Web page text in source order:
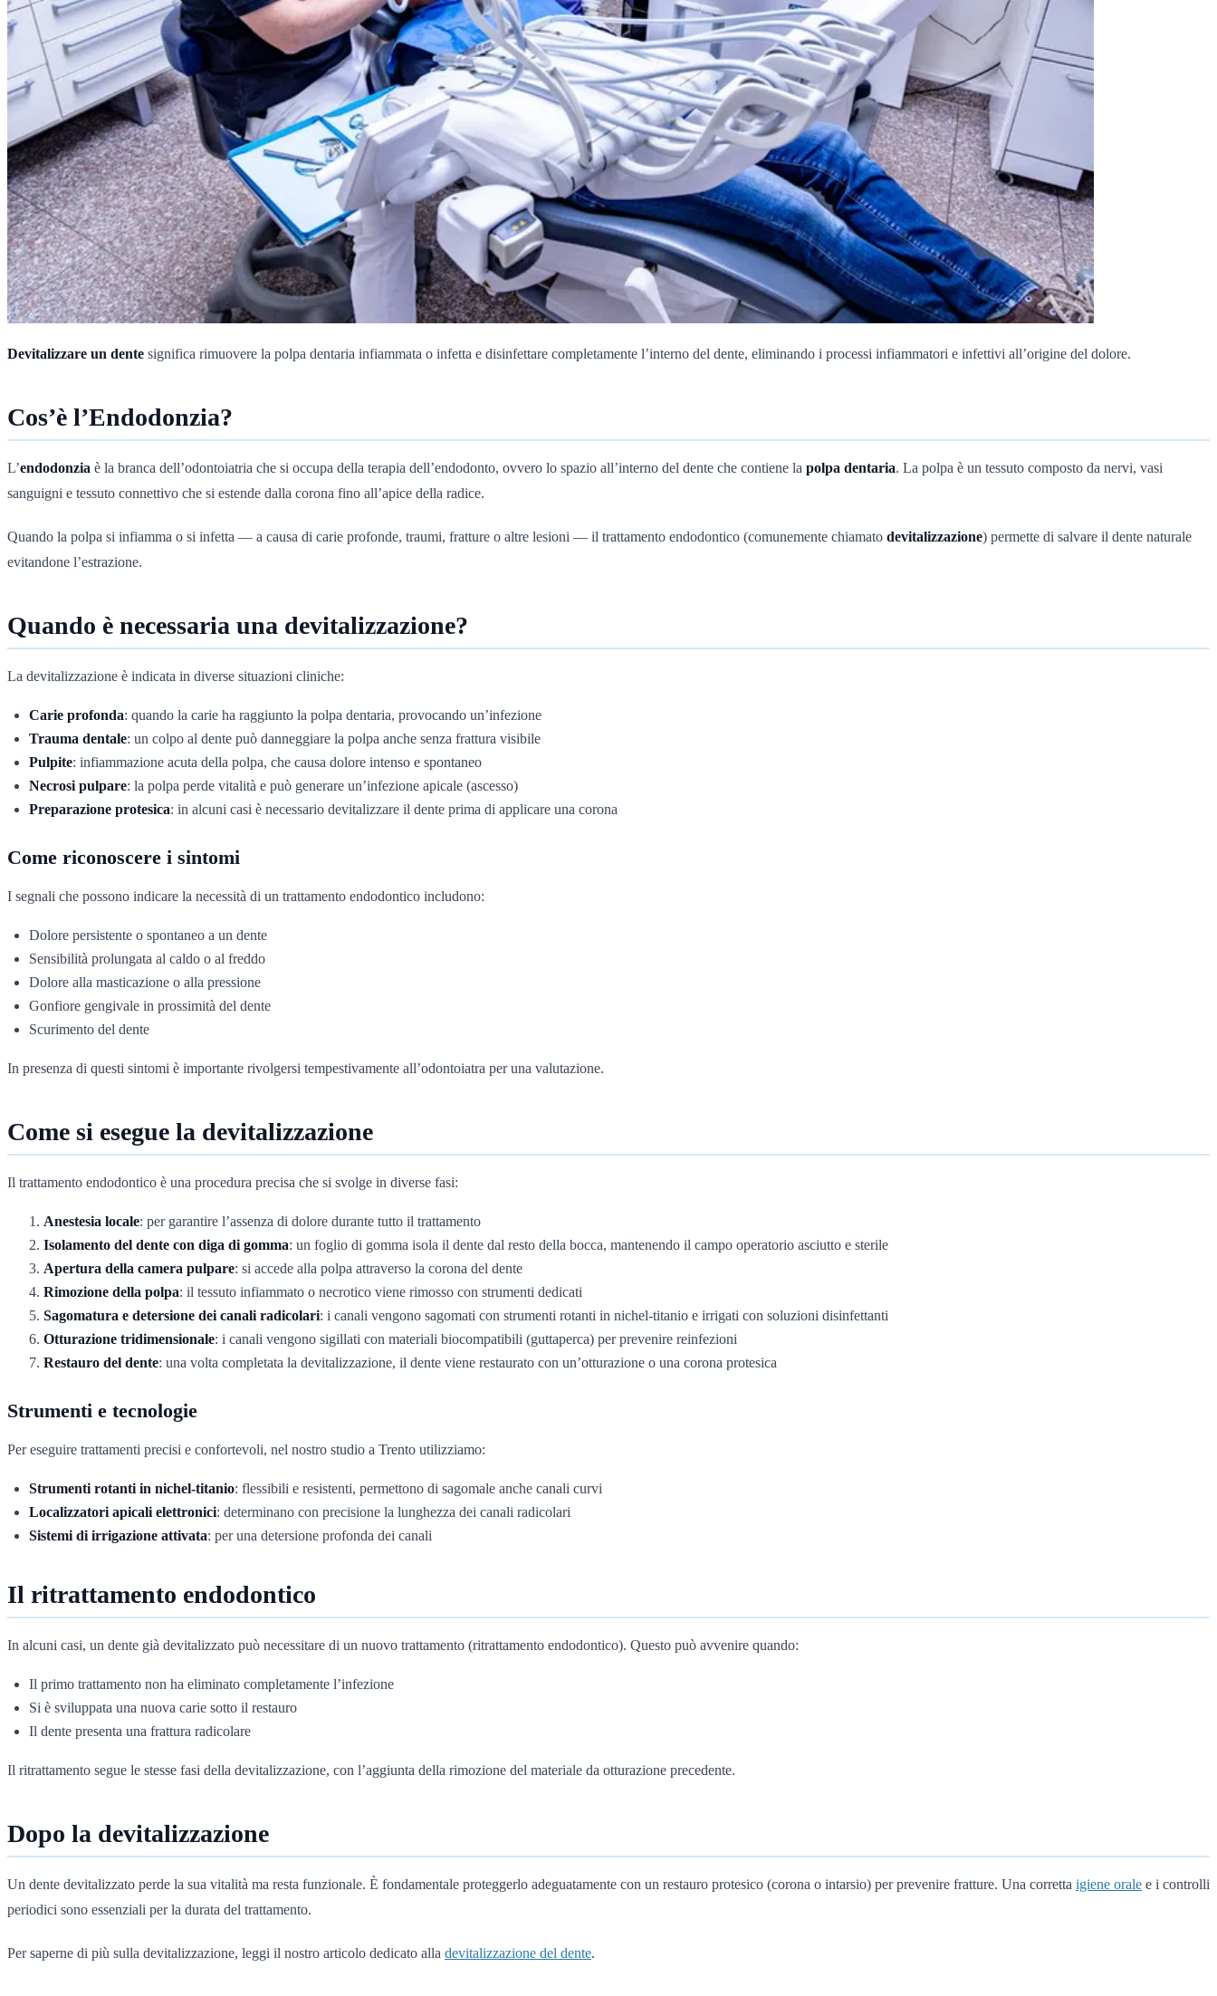
Devitalizzare un dente significa rimuovere la polpa dentaria infiammata o infetta e disinfettare completamente l’interno del dente, eliminando i processi infiammatori e infettivi all’origine del dolore.
Cos’è l’Endodonzia?
L’endodonzia è la branca dell’odontoiatria che si occupa della terapia dell’endodonto, ovvero lo spazio all’interno del dente che contiene la polpa dentaria. La polpa è un tessuto composto da nervi, vasi
sanguigni e tessuto connettivo che si estende dalla corona fino all’apice della radice.
Quando la polpa si infiamma o si infetta — a causa di carie profonde, traumi, fratture o altre lesioni — il trattamento endodontico (comunemente chiamato devitalizzazione) permette di salvare il dente naturale
evitandone l’estrazione.
Quando è necessaria una devitalizzazione?
La devitalizzazione è indicata in diverse situazioni cliniche:
Carie profonda: quando la carie ha raggiunto la polpa dentaria, provocando un’infezione
Trauma dentale: un colpo al dente può danneggiare la polpa anche senza frattura visibile
Pulpite: infiammazione acuta della polpa, che causa dolore intenso e spontaneo
Necrosi pulpare: la polpa perde vitalità e può generare un’infezione apicale (ascesso)
Preparazione protesica: in alcuni casi è necessario devitalizzare il dente prima di applicare una corona
Come riconoscere i sintomi
I segnali che possono indicare la necessità di un trattamento endodontico includono:
Dolore persistente o spontaneo a un dente
Sensibilità prolungata al caldo o al freddo
Dolore alla masticazione o alla pressione
Gonfiore gengivale in prossimità del dente
Scurimento del dente
In presenza di questi sintomi è importante rivolgersi tempestivamente all’odontoiatra per una valutazione.
Come si esegue la devitalizzazione
Il trattamento endodontico è una procedura precisa che si svolge in diverse fasi:
Anestesia locale: per garantire l’assenza di dolore durante tutto il trattamento
Isolamento del dente con diga di gomma: un foglio di gomma isola il dente dal resto della bocca, mantenendo il campo operatorio asciutto e sterile
Apertura della camera pulpare: si accede alla polpa attraverso la corona del dente
Rimozione della polpa: il tessuto infiammato o necrotico viene rimosso con strumenti dedicati
Sagomatura e detersione dei canali radicolari: i canali vengono sagomati con strumenti rotanti in nichel-titanio e irrigati con soluzioni disinfettanti
Otturazione tridimensionale: i canali vengono sigillati con materiali biocompatibili (guttaperca) per prevenire reinfezioni
Restauro del dente: una volta completata la devitalizzazione, il dente viene restaurato con un’otturazione o una corona protesica
Strumenti e tecnologie
Per eseguire trattamenti precisi e confortevoli, nel nostro studio a Trento utilizziamo:
Strumenti rotanti in nichel-titanio: flessibili e resistenti, permettono di sagomale anche canali curvi
Localizzatori apicali elettronici: determinano con precisione la lunghezza dei canali radicolari
Sistemi di irrigazione attivata: per una detersione profonda dei canali
Il ritrattamento endodontico
In alcuni casi, un dente già devitalizzato può necessitare di un nuovo trattamento (ritrattamento endodontico). Questo può avvenire quando:
Il primo trattamento non ha eliminato completamente l’infezione
Si è sviluppata una nuova carie sotto il restauro
Il dente presenta una frattura radicolare
Il ritrattamento segue le stesse fasi della devitalizzazione, con l’aggiunta della rimozione del materiale da otturazione precedente.
Dopo la devitalizzazione
Un dente devitalizzato perde la sua vitalità ma resta funzionale. È fondamentale proteggerlo adeguatamente con un restauro protesico (corona o intarsio) per prevenire fratture. Una corretta igiene orale e i controlli
periodici sono essenziali per la durata del trattamento.
Per saperne di più sulla devitalizzazione, leggi il nostro articolo dedicato alla devitalizzazione del dente.